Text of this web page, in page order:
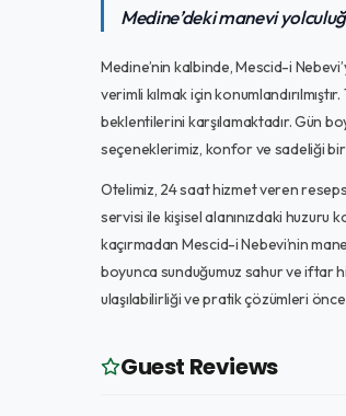
Medine’deki manevi
Medine’nin kalbinde, Mescid-i
verimli kılmak için
beklentilerini karşılamaktadır. Gün
seçeneklerimiz, konfor ve sadeliği
Otelimiz, 24 saat hizmet veren
servisi ile kişisel alanınızdaki huzuru
kaçırmadan Mescid-i Nebevi’nin
boyunca sunduğumuz sahur ve iftar
ulaşılabilirliği ve pratik çözümleri
Guest Reviews